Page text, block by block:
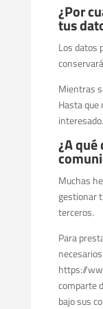
¿Por
tus
Los datos
Mientras
Hasta que
interesado.
¿A
Muchas
gestionar
terceros.
Para
https://
comparte
bajo sus